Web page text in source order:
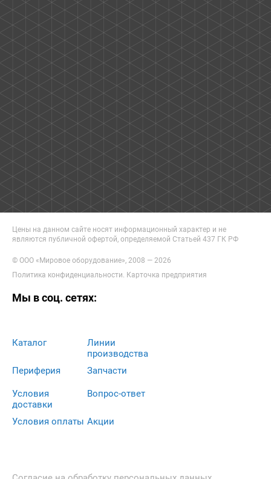
Цены на данном сайте носят информационный характер и не
являются публичной офертой, определяемой Статьей 437 ГК РФ
© ООО «Мировое оборудование», 2008 — 2026
Политика конфиденциальности Карточка предприятия
Мы в соц. сетях:
Каталог
Периферия
Линии
производства
Запчасти
Условия
доставки
Условия оплаты
Вопрос-ответ
Акции